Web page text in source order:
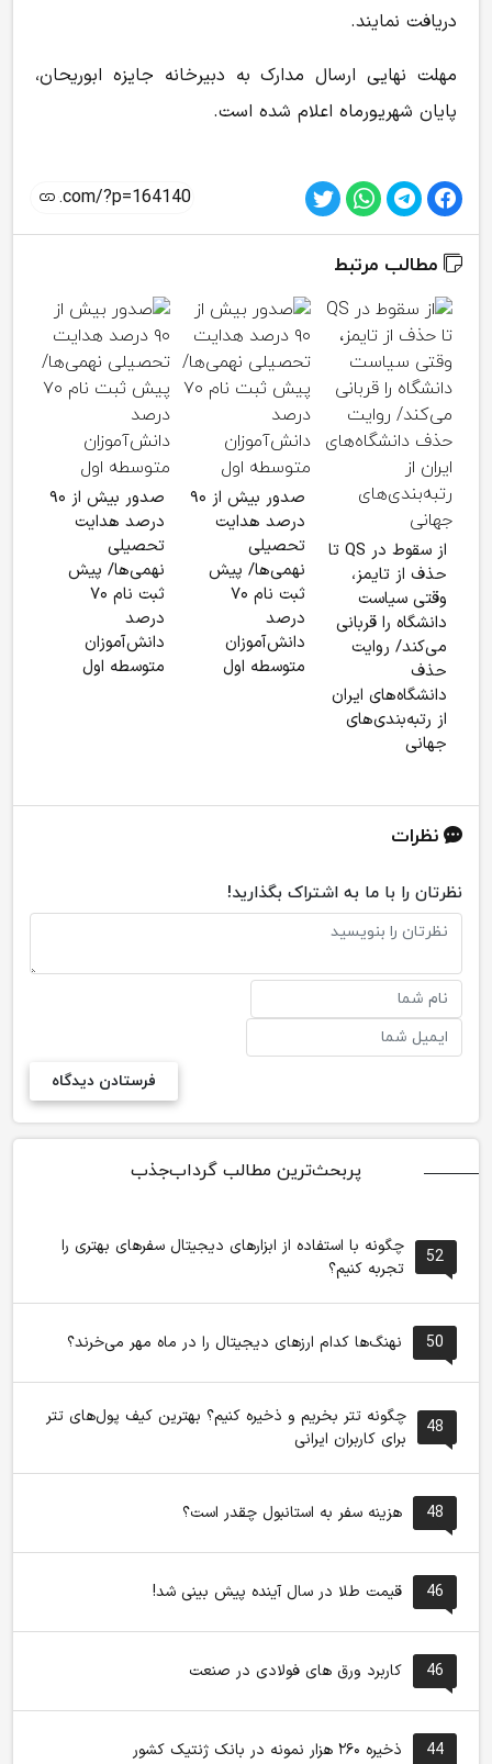
دریافت نمایند.
مهلت نهایی ارسال مدارک به دبیرخانه جایزه ابوریحان،
پایان شهریورماه اعلام شده است.
مطالب مرتبط
از سقوط در QS تا
حذف از تایمز،
وقتی سیاست
دانشگاه را قربانی
می‌کند/ روایت
حذف
دانشگاه‌های ایران
از رتبه‌بندی‌های
جهانی
صدور بیش از ۹۰
درصد هدایت
تحصیلی
نهمی‌ها/ پیش
ثبت نام ۷۰
درصد
دانش‌آموزان
متوسطه اول
صدور بیش از ۹۰
درصد هدایت
تحصیلی
نهمی‌ها/ پیش
ثبت نام ۷۰
درصد
دانش‌آموزان
متوسطه اول
نظرات
نظرتان را با ما به اشتراک بگذارید!
پربحث‌ترین مطالب گرداب‌جذب
52
چگونه با استفاده از ابزارهای دیجیتال سفرهای بهتری را
تجربه کنیم؟
50 نهنگ‌ها کدام ارزهای دیجیتال را در ماه مهر می‌خرند؟
48
چگونه تتر بخریم و ذخیره کنیم؟ بهترین کیف پول‌های تتر
برای کاربران ایرانی
48 هزینه سفر به استانبول چقدر است؟
46 قیمت طلا در سال آینده پیش بینی شد!
46 کاربرد ورق های فولادی در صنعت
44 ذخیره ۲۶۰ هزار نمونه در بانک ژنتیک کشور